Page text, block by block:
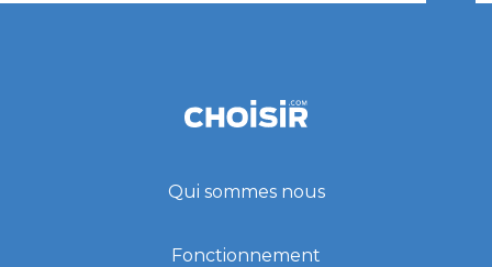
Qui sommes nous
Fonctionnement